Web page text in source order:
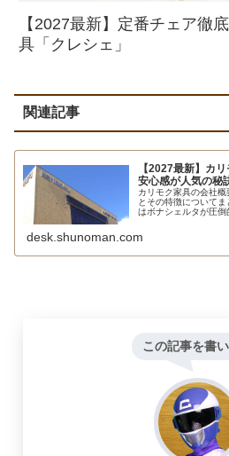
【2027最新】定番チェア徹
具「クレシェ」
関連記事
【2027最新】カ
安心感が人気の秘
カリモク家具の会社
とその特徴について
はボナシェルタが圧倒
半を占めます。カリ
desk.shunoman.com
この記事を書